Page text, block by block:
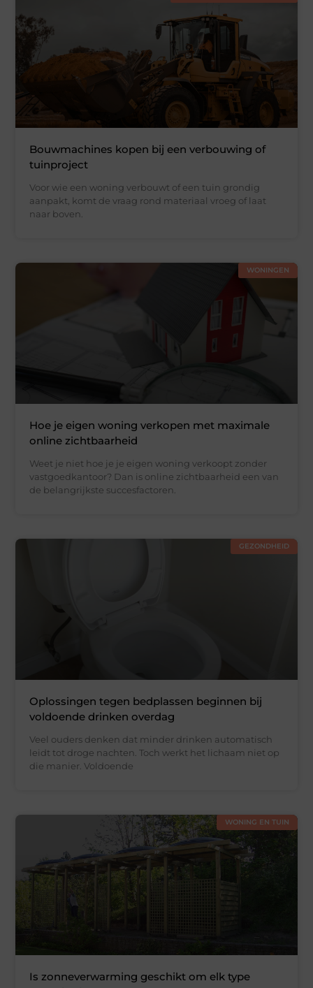
Bouwmachines kopen bij een verbouwing of
tuinproject
Voor wie een woning verbouwt of een tuin grondig
aanpakt, komt de vraag rond materiaal vroeg of laat
naar boven.
WONINGEN
Hoe je eigen woning verkopen met maximale
online zichtbaarheid
Weet je niet hoe je je eigen woning verkoopt zonder
vastgoedkantoor? Dan is online zichtbaarheid een van
de belangrijkste succesfactoren.
GEZONDHEID
Oplossingen tegen bedplassen beginnen bij
voldoende drinken overdag
Veel ouders denken dat minder drinken automatisch
leidt tot droge nachten. Toch werkt het lichaam niet op
die manier. Voldoende
WONING EN TUIN
Is zonneverwarming geschikt om elk type